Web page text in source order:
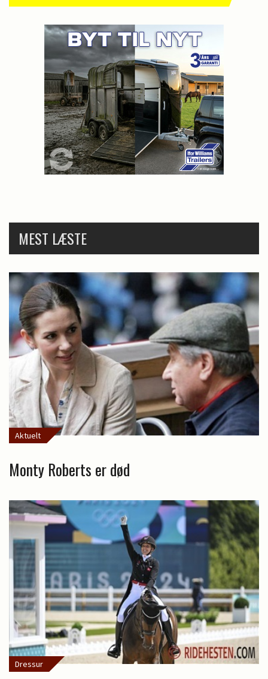
MEST LÆSTE
Aktuelt
Monty Roberts er død
Dressur